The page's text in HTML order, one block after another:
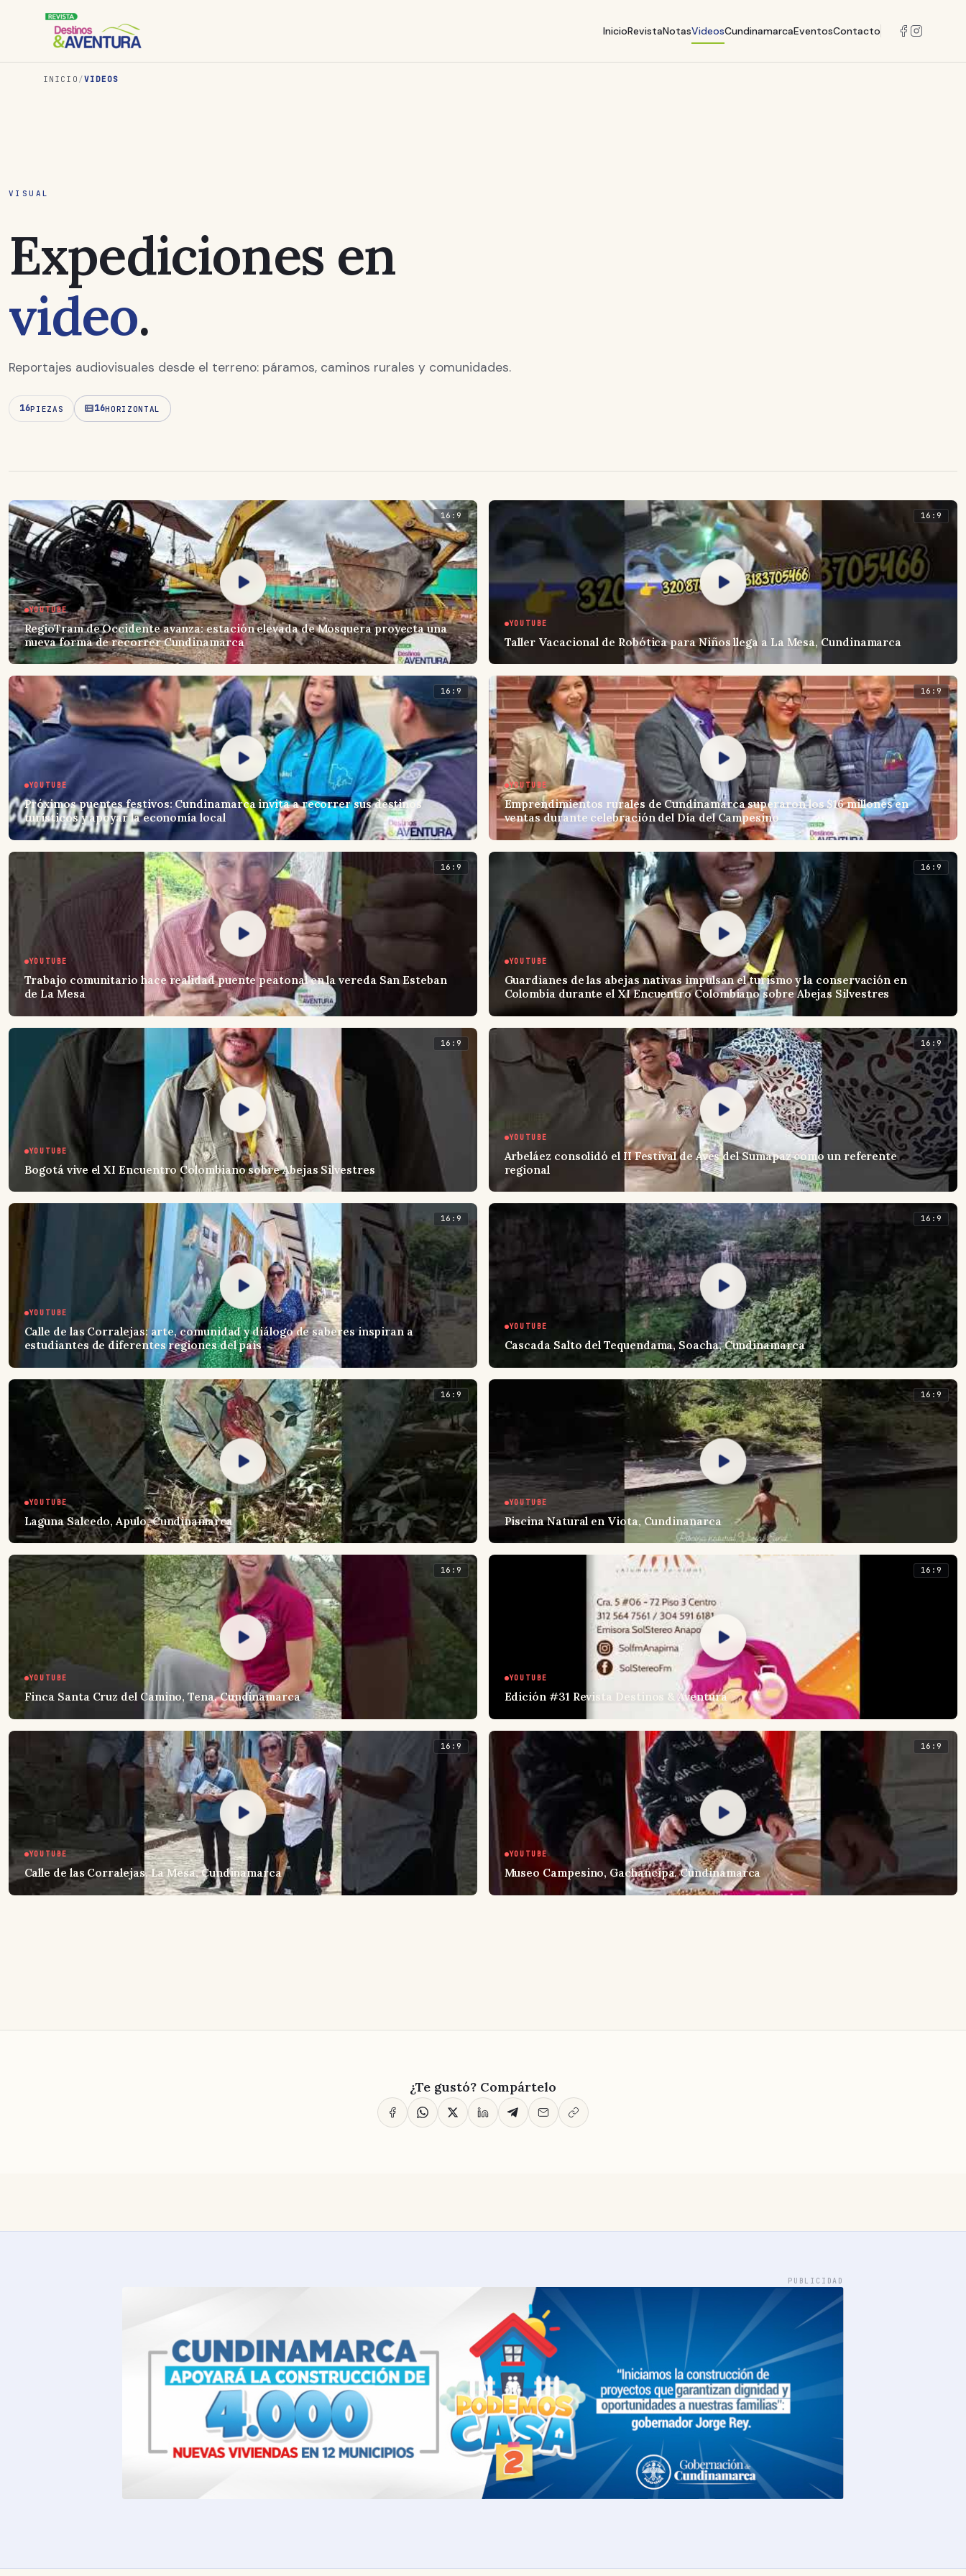
InicioRevistaNotasVideosCundinamarcaEventosContacto
INICIO /VIDEOS
VISUAL
Expediciones en
video.
Reportajes audiovisuales desde el terreno: páramos, caminos rurales y comunidades.
16PIEZAS 16HORIZONTAL
16:9
YOUTUBE
RegioTram de Occidente avanza: estación elevada de Mosquera proyecta una
nueva forma de recorrer Cundinamarca
16:9
YOUTUBE
Taller Vacacional de Robótica para Niños llega a La Mesa, Cundinamarca
16:9
YOUTUBE
Próximos puentes festivos: Cundinamarca invita a recorrer sus destinos
turísticos y apoyar la economía local
16:9
YOUTUBE
Emprendimientos rurales de Cundinamarca superaron los $16 millones en
ventas durante celebración del Día del Campesino
16:9
YOUTUBE
Trabajo comunitario hace realidad puente peatonal en la vereda San Esteban
de La Mesa
16:9
YOUTUBE
Guardianes de las abejas nativas impulsan el turismo y la conservación en
Colombia durante el XI Encuentro Colombiano sobre Abejas Silvestres
16:9
YOUTUBE
Bogotá vive el XI Encuentro Colombiano sobre Abejas Silvestres
16:9
YOUTUBE
Arbeláez consolidó el II Festival de Aves del Sumapaz como un referente
regional
16:9
YOUTUBE
Calle de las Corralejas: arte, comunidad y diálogo de saberes inspiran a
estudiantes de diferentes regiones del país
16:9
YOUTUBE
Cascada Salto del Tequendama, Soacha, Cundinamarca
16:9
YOUTUBE
Laguna Salcedo, Apulo, Cundinamarca
16:9
YOUTUBE
Piscina Natural en Viota, Cundinanarca
16:9
YOUTUBE
Finca Santa Cruz del Camino, Tena, Cundinamarca
16:9
YOUTUBE
Edición #31 Revista Destinos & Aventura
16:9
YOUTUBE
Calle de las Corralejas, La Mesa, Cundinamarca
16:9
YOUTUBE
Museo Campesino, Gachancipa, Cundinamarca
¿Te gustó? Compártelo
PUBLICIDAD